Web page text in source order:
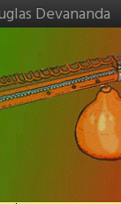
Devananda